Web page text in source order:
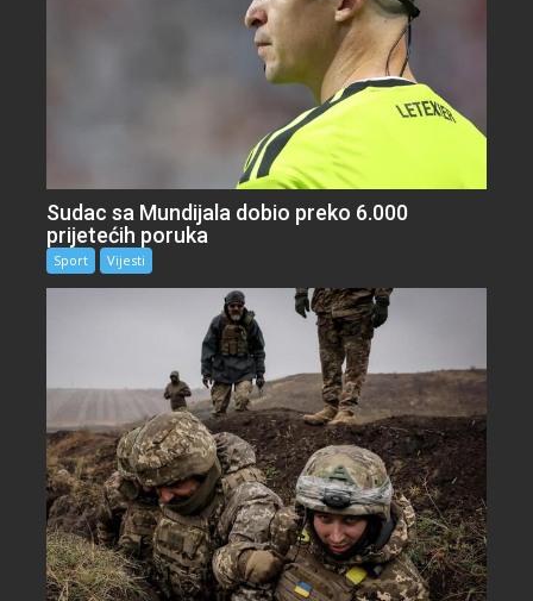
Sudac sa Mundijala dobio preko 6.000
prijetećih poruka
Sport Vijesti